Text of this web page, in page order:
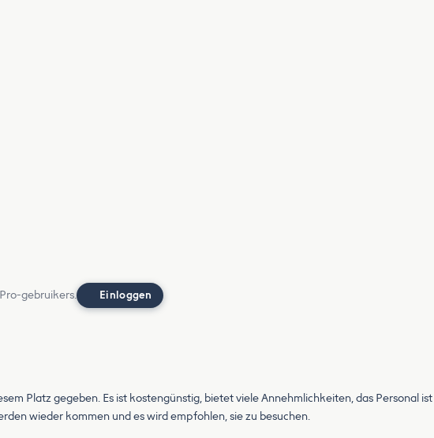
gebruikers. Einloggen
Platz gegeben. Es ist kostengünstig, bietet viele Annehmlichkeiten, das Personal
wieder kommen und es wird empfohlen, sie zu besuchen.